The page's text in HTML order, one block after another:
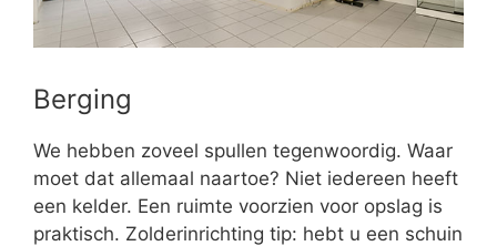
Berging
We hebben zoveel spullen tegenwoordig. Waar
moet dat allemaal naartoe? Niet iedereen heeft
een kelder. Een ruimte voorzien voor opslag is
praktisch. Zolderinrichting tip: hebt u een schuin